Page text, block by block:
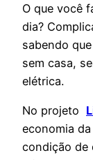
O que você
dia?
sabendo
sem casa,
elétrica.
No projeto
economia
condição de